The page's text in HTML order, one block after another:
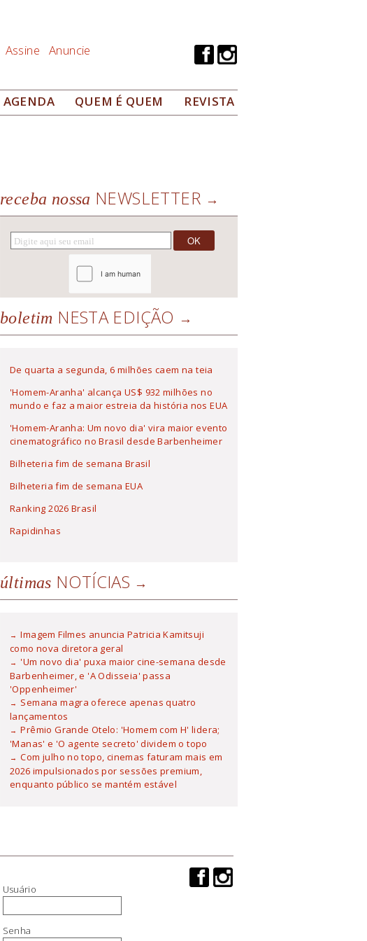
Assine Anuncie
AGENDA QUEM É QUEM REVISTA
receba nossa NEWSLETTER
boletim NESTA EDIÇÃO
De quarta a segunda, 6 milhões caem na teia
'Homem-Aranha' alcança US$ 932 milhões no
mundo e faz a maior estreia da história nos EUA
'Homem-Aranha: Um novo dia' vira maior evento
cinematográfico no Brasil desde Barbenheimer
Bilheteria fim de semana Brasil
Bilheteria fim de semana EUA
Ranking 2026 Brasil
Rapidinhas
últimas NOTÍCIAS
Imagem Filmes anuncia Patricia Kamitsuji
como nova diretora geral
'Um novo dia' puxa maior cine-semana desde
Barbenheimer, e 'A Odisseia' passa
'Oppenheimer'
Semana magra oferece apenas quatro
lançamentos
Prêmio Grande Otelo: 'Homem com H' lidera;
'Manas' e 'O agente secreto' dividem o topo
Com julho no topo, cinemas faturam mais em
2026 impulsionados por sessões premium,
enquanto público se mantém estável
Usuário
Senha